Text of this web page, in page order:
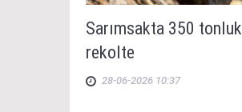
Sarımsakta 350 tonluk
rekolte
28-06-2026 10:37